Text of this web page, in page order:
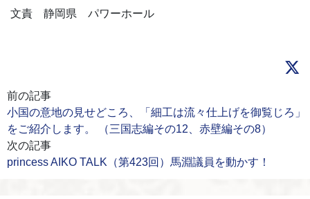
文責 静岡県 パワーホール
前の記事
小国の意地の見せどころ、「細工は流々仕上げを御覧じろ」
をご紹介します。 （三国志編その12、赤壁編その8）
次の記事
princess AIKO TALK（第423回）馬淵議員を動かす！